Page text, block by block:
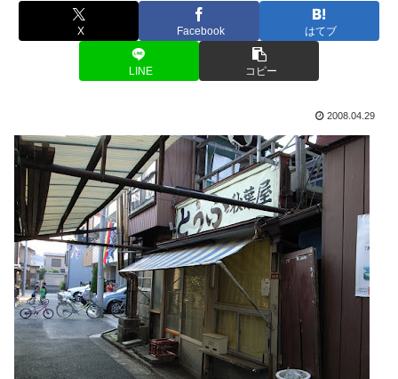
X Facebook はてブ
LINE コピー
2008.04.29